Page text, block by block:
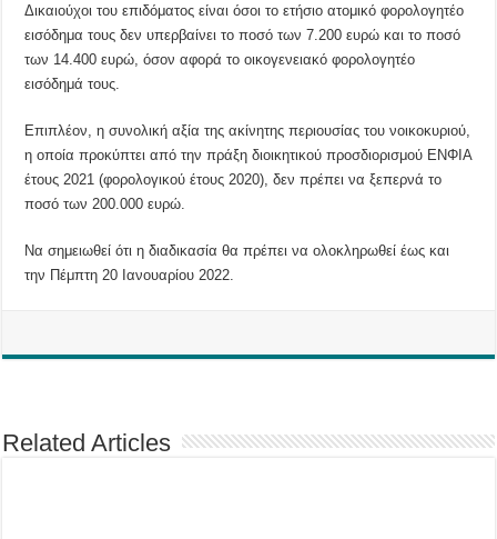
Δικαιούχοι του επιδόματος είναι όσοι το ετήσιο ατομικό φορολογητέο
εισόδημα τους δεν υπερβαίνει το ποσό των 7.200 ευρώ και το ποσό
των 14.400 ευρώ, όσον αφορά το οικογενειακό φορολογητέο
εισόδημά τους.
Επιπλέον, η συνολική αξία της ακίνητης περιουσίας του νοικοκυριού,
η οποία προκύπτει από την πράξη διοικητικού προσδιορισμού ΕΝΦΙΑ
έτους 2021 (φορολογικού έτους 2020), δεν πρέπει να ξεπερνά το
ποσό των 200.000 ευρώ.
Να σημειωθεί ότι η διαδικασία θα πρέπει να ολοκληρωθεί έως και
την Πέμπτη 20 Ιανουαρίου 2022.
Related Articles